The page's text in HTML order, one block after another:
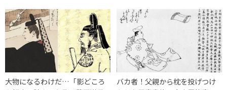
大物になるわけだ…「影どころ
バカ者！父親から枕を投げつけ